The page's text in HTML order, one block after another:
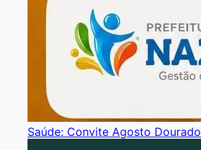
Saúde: Convite Agosto Dourado